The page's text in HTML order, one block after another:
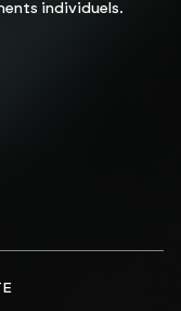
individuels.